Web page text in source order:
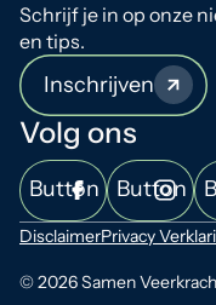
Schrijf je in op onze
en tips.
Inschrijven
Volg ons
Button Button
© 2026 Samen
DisclaimerPrivacy